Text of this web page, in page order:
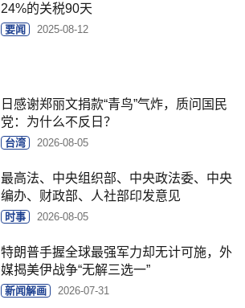
24%的关税90天
要闻 2025-08-12
日感谢郑丽文捐款“青鸟”气炸，质问国民
党：为什么不反日？
台湾 2026-08-05
最高法、中央组织部、中央政法委、中央
编办、财政部、人社部印发意见
时事 2026-08-05
特朗普手握全球最强军力却无计可施，外
媒揭美伊战争“无解三选一”
新闻解画 2026-07-31